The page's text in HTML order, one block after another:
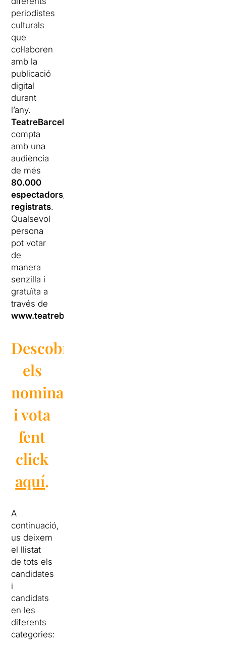
periodistes
culturals
que
col·laboren
amb la
publicació
digital
durant
l’any.
TeatreBarcelona.com
compta
amb una
audiència
de més
80.000
espectadors/es
registrats.
Qualsevol
persona
pot votar
de
manera
senzilla i
gratuïta a
través de
www.teatrebarcelona.com
Descobreix
els
nominats
i vota
fent
click
aquí.
A
continuació,
us deixem
el llistat
de tots els
candidates
i
candidats
en les
diferents
categories: